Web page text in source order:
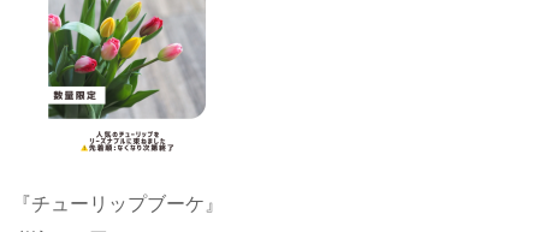
『チューリップブーケ』